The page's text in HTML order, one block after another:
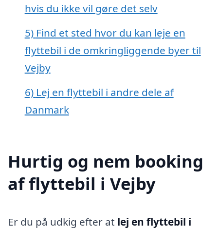
hvis du ikke vil gøre det selv
5) Find et sted hvor du kan leje en
flyttebil i de omkringliggende byer til
Vejby
6) Lej en flyttebil i andre dele af
Danmark
Hurtig og nem booking
af flyttebil i Vejby
Er du på udkig efter at lej en flyttebil i